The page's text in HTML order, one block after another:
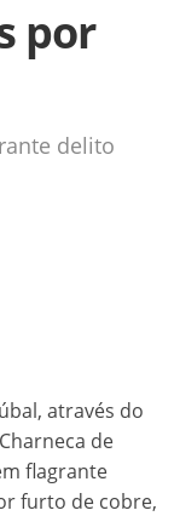
por
delito
através do
de
flagrante
furto de cobre,